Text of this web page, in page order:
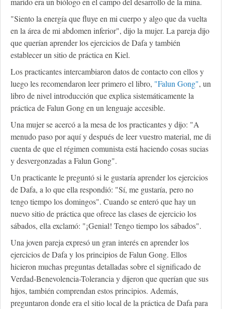
"Siento la energía que fluye en mi cuerpo y algo que da vuelta
en la área de mi abdomen inferior", dijo la mujer. La pareja dijo
que querían aprender los ejercicios de Dafa y también
establecer un sitio de práctica en Kiel.
Los practicantes intercambiaron datos de contacto con ellos y
luego les recomendaron leer primero el libro, "Falun Gong", un
libro de nivel introducción que explica sistemáticamente la
práctica de Falun Gong en un lenguaje accesible.
Una mujer se acercó a la mesa de los practicantes y dijo: "A
menudo paso por aquí y después de leer vuestro material, me di
cuenta de que el régimen comunista está haciendo cosas sucias
y desvergonzadas a Falun Gong".
Un practicante le preguntó si le gustaría aprender los ejercicios
de Dafa, a lo que ella respondió: "Sí, me gustaría, pero no
tengo tiempo los domingos". Cuando se enteró que hay un
nuevo sitio de práctica que ofrece las clases de ejercicio los
sábados, ella exclamó: "¡Genial! Tengo tiempo los sábados".
Una joven pareja expresó un gran interés en aprender los
ejercicios de Dafa y los principios de Falun Gong. Ellos
hicieron muchas preguntas detalladas sobre el significado de
Verdad-Benevolencia-Tolerancia y dijeron que querían que sus
hijos, también comprendan estos principios. Además,
preguntaron donde era el sitio local de la práctica de Dafa para